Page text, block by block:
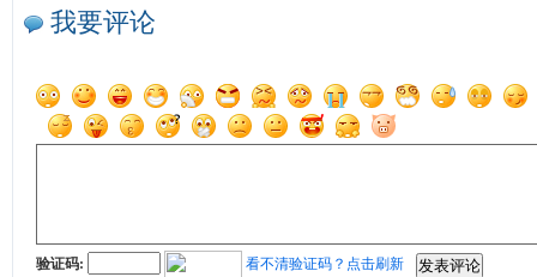
我要评论
验证码: 看不清验证码？点击刷新